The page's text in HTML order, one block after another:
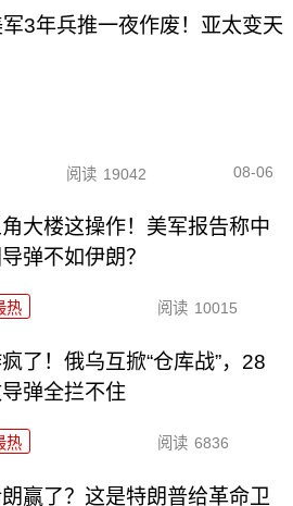
3年兵推一夜作废！亚太变天
阅读 19042 08-06
大楼这操作！美军报告称中
弹不如伊朗？
热 阅读 10015
了！俄乌互掀“仓库战”，28
弹全拦不住
热 阅读 6836
赢了？这是特朗普给革命卫